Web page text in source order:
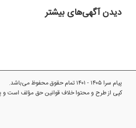
دیدن آگهی‌های بیشتر
پیام سرا ۱۴۰۵ - ۱۴۰۱ تمام حقوق محفوظ می‌باشد.
کپی از طرح و محتوا خلاف قوانین حق مؤلف است و